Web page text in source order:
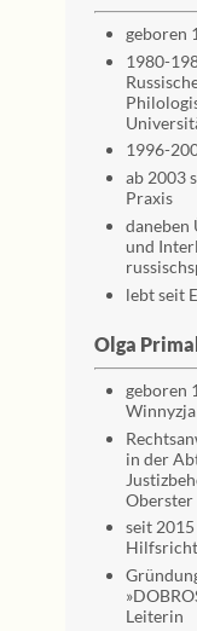
geboren
1980-
1996-
ab 2003
Praxis
daneben
und
lebt seit
Olga
geboren
Winnyzja
in der
Oberster
seit
Leiterin